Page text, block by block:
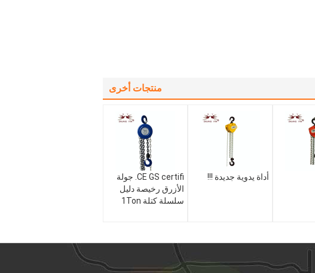
منتجات أخرى
CE GS certifi. جولة
الأزرق رخيصة دليل
سلسلة كتلة 1Ton
أداة يدوية جديدة !!!